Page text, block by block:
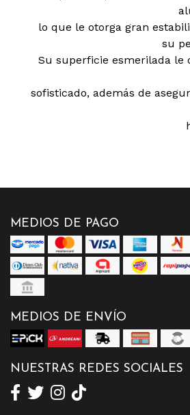
lo que le otorga gran
su
Su superficie esmerilada le
sofisticado, además de
MEDIOS DE PAGO
MEDIOS DE ENVÍO
NUESTRAS REDES SOCIALES